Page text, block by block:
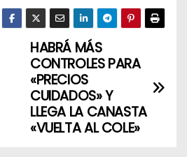
HABRÁ MÁS
CONTROLES PARA
«PRECIOS
CUIDADOS» Y
LLEGA LA CANASTA
«VUELTA AL COLE»